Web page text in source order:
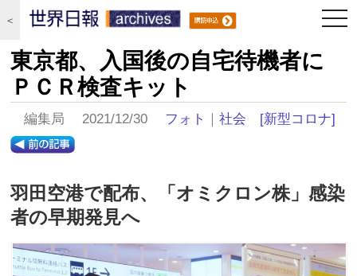
＜
東京都、入国後の自宅待機者に
ＰＣＲ検査キット
編集局 2021/12/30 フォト ｜社会 [新型コロナ]
羽田空港で配布、「オミクロン株」感染
者の早期発見へ